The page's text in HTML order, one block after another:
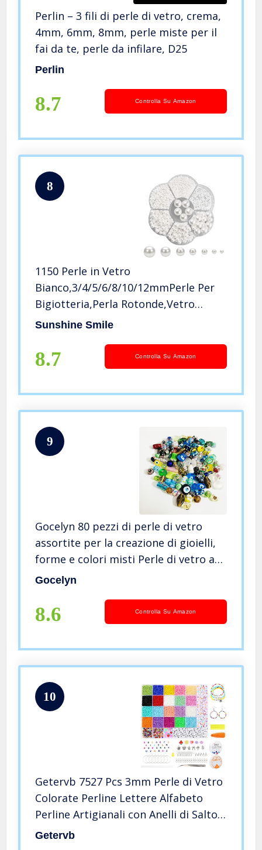
Perlin – 3 fili di perle di vetro, crema,
4mm, 6mm, 8mm, perle miste per il
fai da te, perle da infilare, D25
Perlin
8.7 Controlla Su Amazon
8
1150 Perle in Vetro
Bianco,3/4/5/6/8/10/12mmPerle Per
Bigiotteria,Perla Rotonde,Vetro
Bianche Perline,Perline Vetro
te,festa di compleanno decorazione
domestica (A)
Sunshine Smile
8.7 Controlla Su Amazon
9
Gocelyn 80 pezzi di perle di vetro
assortite per la creazione di gioielli,
forme e colori misti Perle di vetro a
lume Perline sciolte per l’artigianato
Gocelyn
8.6 Controlla Su Amazon
10
Getervb 7527 Pcs 3mm Perle di Vetro
Colorate Perline Lettere Alfabeto
Perline Artigianali con Anelli di Salto
Charms Gioielli Cordino Elastico per
Getervb